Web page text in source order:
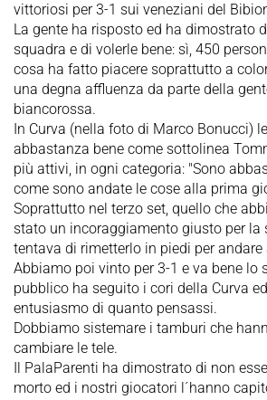
vittoriosi per 3-1 sui veneziani del
La gente ha risposto ed ha dimostrato
squadra e di volerle bene: sì, 450
cosa ha fatto piacere soprattutto a
una degna affluenza da parte della
biancorossa.
In Curva (nella foto di Marco Bonucci)
abbastanza bene come sottolinea
più attivi, in ogni categoria: "Sono
come sono andate le cose alla prima
Soprattutto nel terzo set, quello che
stato un incoraggiamento giusto per la
tentava di rimetterlo in piedi per andare
Abbiamo poi vinto per 3-1 e va bene lo
pubblico ha seguito i cori della Curva
entusiasmo di quanto pensassi.
Dobbiamo sistemare i tamburi che
cambiare le tele.
Il PalaParenti ha dimostrato di non
morto ed i nostri giocatori l´hanno